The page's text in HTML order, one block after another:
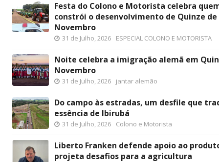
Festa do Colono e Motorista celebra
constrói o desenvolvimento de Quinze de
Novembro
31 de Julho, 2026 ESPECIAL COLONO E MOTORISTA
Noite celebra a imigração alemã em
Novembro
31 de Julho, 2026 jantar alemão
Do campo às estradas, um desfile que
essência de Ibirubá
31 de Julho, 2026 Colono e Motorista
Liberto Franken defende apoio ao
projeta desafios para a agricultura